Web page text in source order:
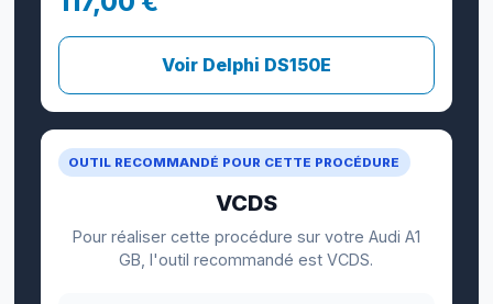
OUTIL RECOMMANDÉ POUR CETTE PROCÉDURE
VCDS
Pour réaliser cette procédure sur votre Audi A1
GB, l'outil recommandé est VCDS.
Voir Delphi DS150E